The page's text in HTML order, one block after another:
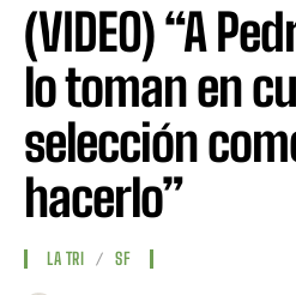
(VIDEO) “A
lo toman en
selección
hacerlo”
LA TRI SF